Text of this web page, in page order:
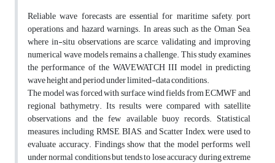
Reliable wave forecasts are essential for maritime safety, port
operations, and hazard warnings. In areas such as the Oman Sea,
where in-situ observations are scarce, validating and improving
numerical wave models remains a challenge. This study examines
the performance of the WAVEWATCH III model in predicting
wave height and period under limited-data conditions.
The model was forced with surface wind fields from ECMWF and
regional bathymetry. Its results were compared with satellite
observations and the few available buoy records. Statistical
measures, including RMSE, BIAS, and Scatter Index, were used to
evaluate accuracy. Findings show that the model performs well
under normal conditions but tends to lose accuracy during extreme